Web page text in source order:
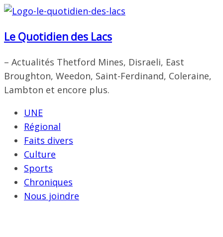
Passer
contenu
Le Quotidien des Lacs
– Actualités Thetford Mines, Disraeli, East
Broughton, Weedon, Saint-Ferdinand, Coleraine,
Lambton et encore plus.
UNE
Régional
Faits divers
Culture
Sports
Chroniques
Nous joindre